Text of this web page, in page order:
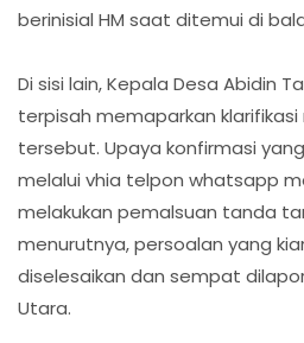
berinisial HM saat ditemui di
Di sisi lain, Kepala Desa Abidin
terpisah memaparkan
tersebut. Upaya konfirmasi
melalui vhia telpon whatsapp
melakukan pemalsuan tanda
menurutnya, persoalan yang
diselesaikan dan sempat
Utara.